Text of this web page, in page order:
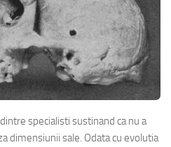
specialisti sustinand ca nu a
dimensiunii sale. Odata cu evolutia